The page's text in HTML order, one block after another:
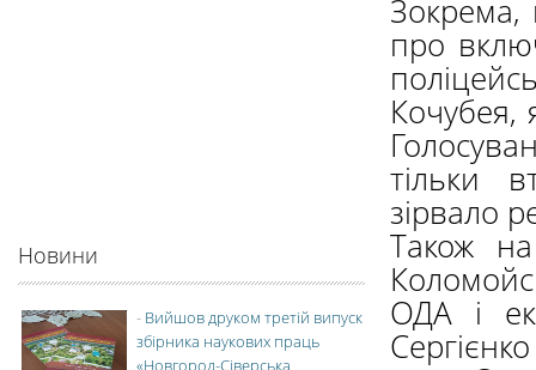
Зокрема,
про
Кочубея,
тільки
зірвало
Також на
ОДА і
Новини
- Вийшов друком третій випуск
збірника наукових праць
«Новгород-Сіверська